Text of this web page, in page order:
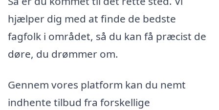
hjælper dig med at finde de bedste
fagfolk i området, så du kan få præcist de
døre, du drømmer om.
Gennem vores platform kan du nemt
indhente tilbud fra forskellige